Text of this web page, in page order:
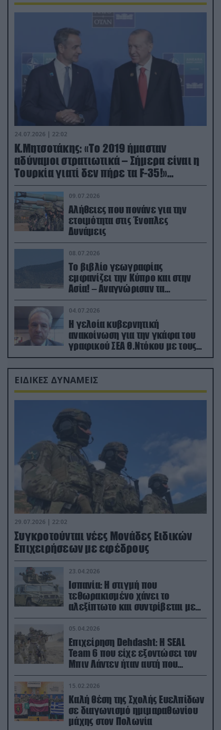
24.07.2026 | 22:02
Κ.Μητσοτάκης: «Το 2019 ήμασταν
αδύναμοι στρατιωτικά – Σήμερα είναι η
Τουρκία γιατί δεν πήρε τα F-35!»
(βίντεο)
09.07.2026
Αλήθειες που πονάνε για την
ετοιμότητα στις Ένοπλες
Δυνάμεις
08.07.2026
Το βιβλίο γεωγραφίας
εμφανίζει την Κύπρο και στην
Ασία! – Αναγνώρισαν τα
κατεχόμενα; (φωτο)
04.07.2026
Η γελοία κυβερνητική
ανακοίνωση για την γκάφα του
γραφικού ΣΕΑ Θ.Ντόκου με τους
Ρώσους φαρσέρ
ΕΙΔΙΚΕΣ ΔΥΝΑΜΕΙΣ
29.07.2026 | 22:02
Συγκροτούνται νέες Μονάδες Ειδικών
Επιχειρήσεων με εφέδρους
23.04.2026
Ισπανία: Η στιγμή που
τεθωρακισμένο χάνει το
αλεξίπτωτο και συντρίβεται με
ορμή στο έδαφος (βίντεο)
05.04.2026
Επιχείρηση Dehdasht: Η SEAL
Team 6 που είχε εξοντώσει τον
Μπιν Λάντεν ήταν αυτή που
διέσωσε τον πιλότο του F-15
15.02.2026
Καλή θέση της Σχολής Ευελπίδων
σε διαγωνισμό ημιμαραθωνίου
μάχης στον Πολωνία